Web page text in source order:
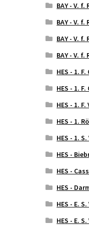
BAY - V. f.
BAY - V.
BAY - V. f.
BAY - V.
HES - 1.
HES - 1.
HES - 1. F.
HES - 1.
HES - 1.
HES -
HES -
HES -
HES - E.
HES - E.